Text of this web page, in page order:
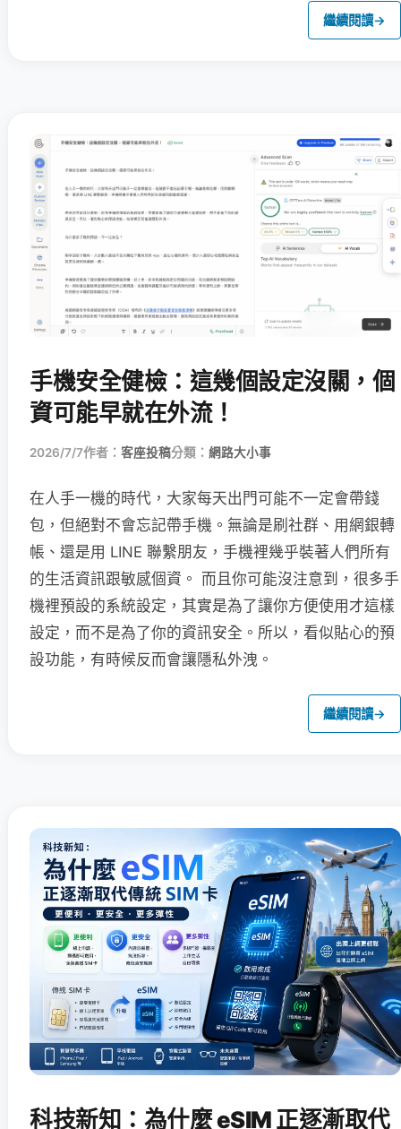
繼續閱讀→
手機安全健檢：這幾個設定沒關，個
資可能早就在外流！
2026/7/7作者： 客座投稿分類： 網路大小事
在人手一機的時代，大家每天出門可能不一定會帶錢
包，但絕對不會忘記帶手機。無論是刷社群、用網銀轉
帳、還是用 LINE 聯繫朋友，手機裡幾乎裝著人們所有
的生活資訊跟敏感個資。 而且你可能沒注意到，很多手
機裡預設的系統設定，其實是為了讓你方便使用才這樣
設定，而不是為了你的資訊安全。所以，看似貼心的預
設功能，有時候反而會讓隱私外洩。
繼續閱讀→
科技新知：為什麼 eSIM 正逐漸取代